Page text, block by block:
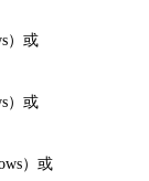
）或
）或
）或